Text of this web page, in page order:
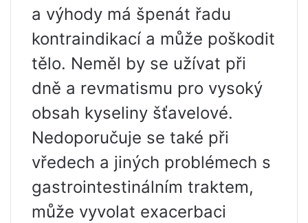
a výhody má špenát řadu
kontraindikací a může poškodit
tělo. Neměl by se užívat při
dně a revmatismu pro vysoký
obsah kyseliny šťavelové.
Nedoporučuje se také při
vředech a jiných problémech s
gastrointestinálním traktem,
může vyvolat exacerbaci